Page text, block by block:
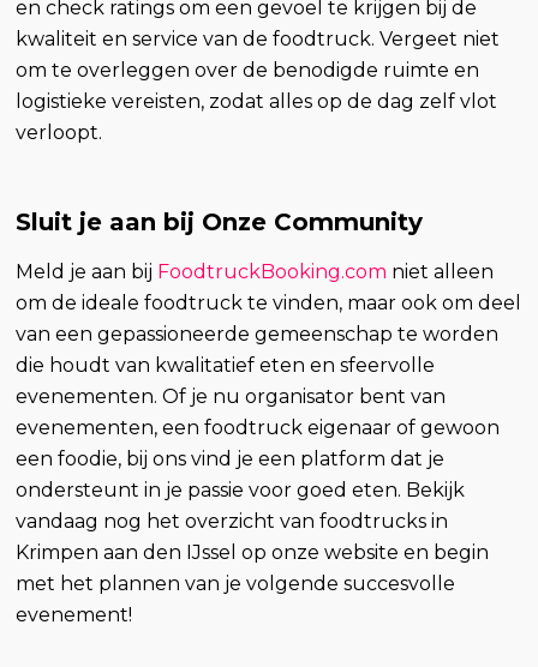
en check ratings om een gevoel te krijgen bij de
kwaliteit en service van de foodtruck. Vergeet niet
om te overleggen over de benodigde ruimte en
logistieke vereisten, zodat alles op de dag zelf vlot
verloopt.
Sluit je aan bij Onze Community
Meld je aan bij FoodtruckBooking.com niet alleen
om de ideale foodtruck te vinden, maar ook om deel
van een gepassioneerde gemeenschap te worden
die houdt van kwalitatief eten en sfeervolle
evenementen. Of je nu organisator bent van
evenementen, een foodtruck eigenaar of gewoon
een foodie, bij ons vind je een platform dat je
ondersteunt in je passie voor goed eten. Bekijk
vandaag nog het overzicht van foodtrucks in
Krimpen aan den IJssel op onze website en begin
met het plannen van je volgende succesvolle
evenement!